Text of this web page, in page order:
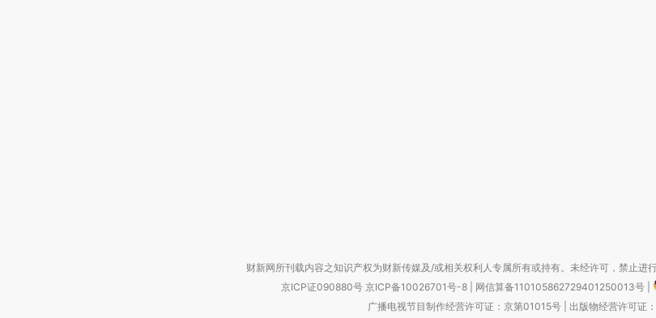
财新网所刊载内容之知识产权为财新传媒及/或相关权利人专属所有或持有。未经许可，禁止进
京ICP证090880号 京ICP备10026701号-8 网信算备110105862729401250013号
广播电视节目制作经营许可证：京第01015号| 出版物经营许可证